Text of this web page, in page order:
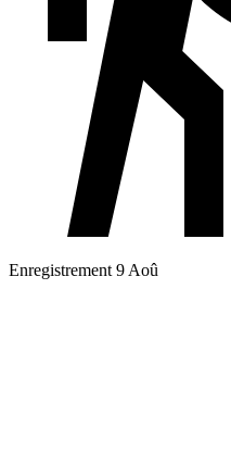
Enregistrement 9 Aoû